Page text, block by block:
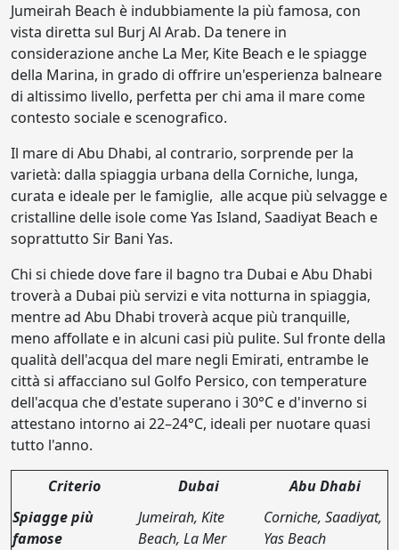
Jumeirah Beach è indubbiamente la più famosa, con
vista diretta sul Burj Al Arab. Da tenere in
considerazione anche La Mer, Kite Beach e le spiagge
della Marina, in grado di offrire un'esperienza balneare
di altissimo livello, perfetta per chi ama il mare come
contesto sociale e scenografico.
Il mare di Abu Dhabi, al contrario, sorprende per la
varietà: dalla spiaggia urbana della Corniche, lunga,
curata e ideale per le famiglie, alle acque più selvagge e
cristalline delle isole come Yas Island, Saadiyat Beach e
soprattutto Sir Bani Yas.
Chi si chiede dove fare il bagno tra Dubai e Abu Dhabi
troverà a Dubai più servizi e vita notturna in spiaggia,
mentre ad Abu Dhabi troverà acque più tranquille,
meno affollate e in alcuni casi più pulite. Sul fronte della
qualità dell'acqua del mare negli Emirati, entrambe le
città si affacciano sul Golfo Persico, con temperature
dell'acqua che d'estate superano i 30°C e d'inverno si
attestano intorno ai 22–24°C, ideali per nuotare quasi
tutto l'anno.
Criterio Dubai
Abu Dhabi
Spiagge più
famose
Jumeirah, Kite
Beach, La Mer
Corniche, Saadiyat,
Yas Beach